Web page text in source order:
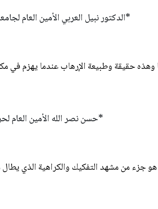
*الدكتور نبيل العربي الأمين العام
حقيقة وطبيعة الإرهاب عندما يهزم في
*حسن نصر الله الأمين العام
جزء من مشهد التفكيك والكراهية الذي يطال